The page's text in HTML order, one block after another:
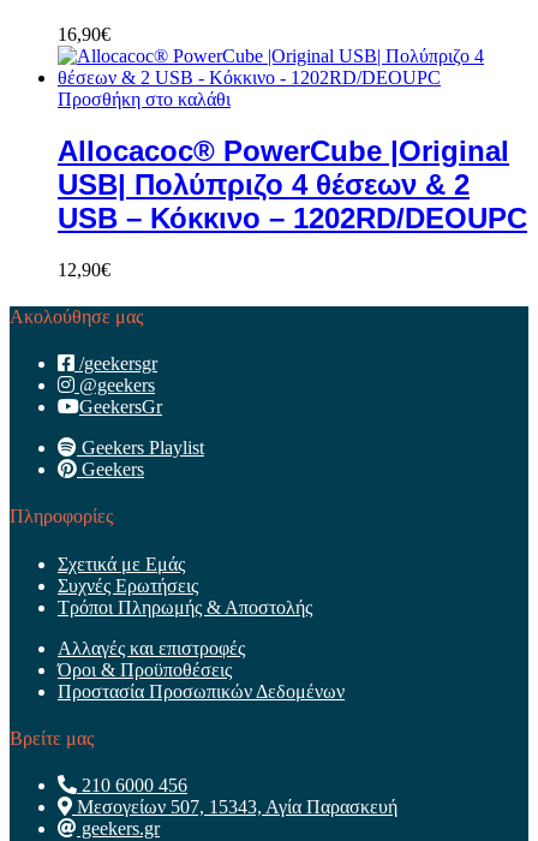
16,90€
Προσθήκη στο καλάθι
Allocacoc® PowerCube |Original
USB| Πολύπριζο 4 θέσεων & 2
USB – Κόκκινο – 1202RD/DEOUPC
12,90€
Ακολούθησε μας
/geekersgr
@geekers
GeekersGr
Geekers Playlist
Geekers
Πληροφορίες
Σχετικά με Εμάς
Συχνές Ερωτήσεις
Τρόποι Πληρωμής & Αποστολής
Αλλαγές και επιστροφές
Όροι & Προϋποθέσεις
Προστασία Προσωπικών Δεδομένων
Βρείτε μας
210 6000 456
Μεσογείων 507, 15343, Αγία Παρασκευή
geekers.gr